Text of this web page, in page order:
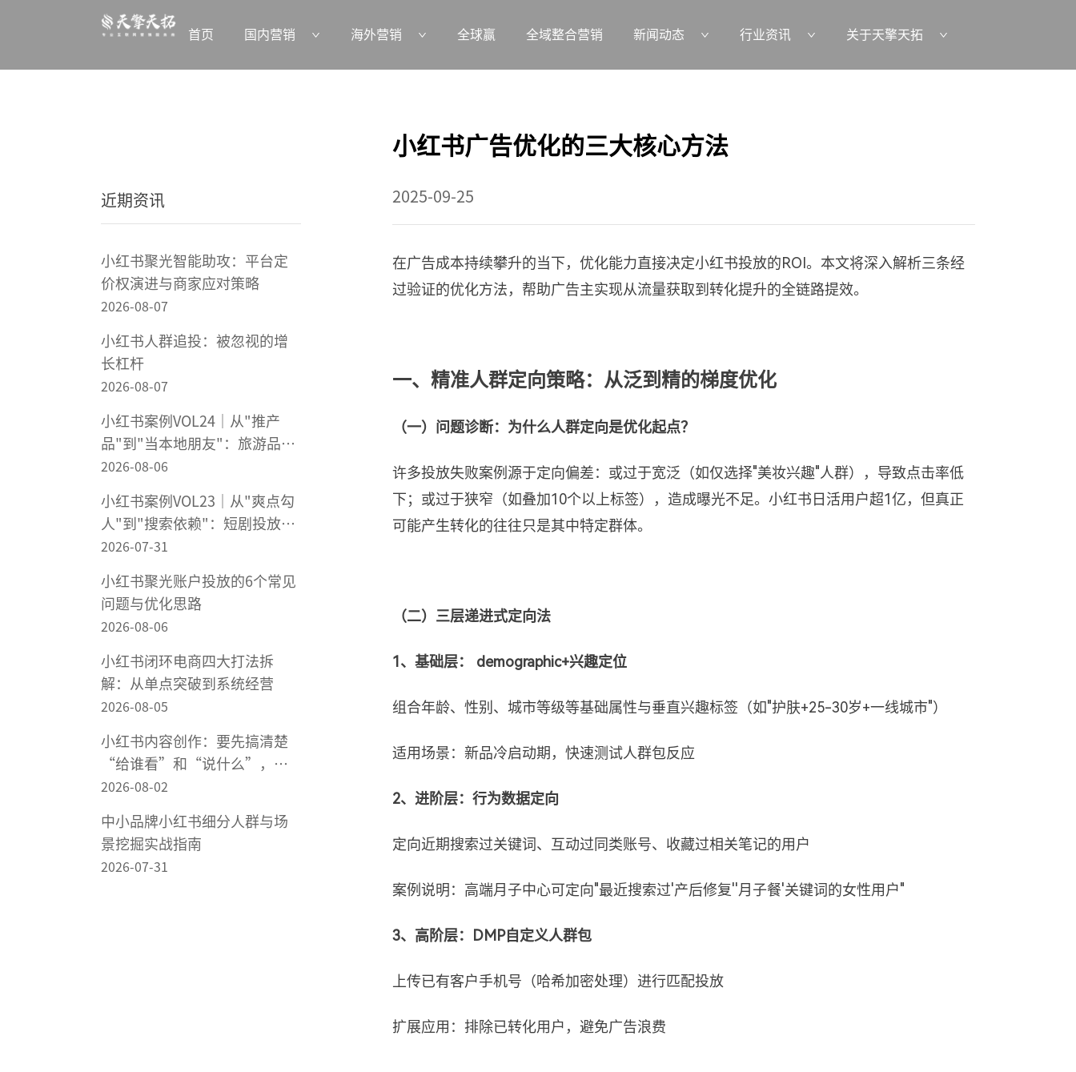
首页 国内营销 海外营销 全球赢 全域整合营销 新闻动态 行业资讯 关于天擎天拓
小红书广告优化的三大核心方法
近期资讯
小红书聚光智能助攻：平台定
价权演进与商家应对策略
2026-08-07
小红书人群追投：被忽视的增
长杠杆
2026-08-07
小红书案例VOL24｜从"推产
品"到"当本地朋友"：旅游品牌
在小红书"被想起来"
2026-08-06
小红书案例VOL23｜从"爽点勾
人"到"搜索依赖"：短剧投放不
该靠赌爆款
2026-07-31
小红书聚光账户投放的6个常见
问题与优化思路
2026-08-06
小红书闭环电商四大打法拆
解：从单点突破到系统经营
2026-08-05
小红书内容创作：要先搞清楚
“给谁看”和“说什么”，再
谈怎么做内容
2026-08-02
中小品牌小红书细分人群与场
景挖掘实战指南
2026-07-31
2025-09-25
在广告成本持续攀升的当下，优化能力直接决定小红书投放的ROI。本文将深入解析三条经
过验证的优化方法，帮助广告主实现从流量获取到转化提升的全链路提效。
一、精准人群定向策略：从泛到精的梯度优化
（一）问题诊断：为什么人群定向是优化起点？
许多投放失败案例源于定向偏差：或过于宽泛（如仅选择"美妆兴趣"人群），导致点击率低
下；或过于狭窄（如叠加10个以上标签），造成曝光不足。小红书日活用户超1亿，但真正
可能产生转化的往往只是其中特定群体。
（二）三层递进式定向法
1、基础层： demographic+兴趣定位
组合年龄、性别、城市等级等基础属性与垂直兴趣标签（如"护肤+25-30岁+一线城市"）
适用场景：新品冷启动期，快速测试人群包反应
2、进阶层：行为数据定向
定向近期搜索过关键词、互动过同类账号、收藏过相关笔记的用户
案例说明：高端月子中心可定向"最近搜索过'产后修复''月子餐'关键词的女性用户"
3、高阶层：DMP自定义人群包
上传已有客户手机号（哈希加密处理）进行匹配投放
扩展应用：排除已转化用户，避免广告浪费